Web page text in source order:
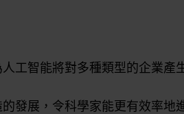
工智能將對多種類型的企業產
發展，令科學家能更有效率